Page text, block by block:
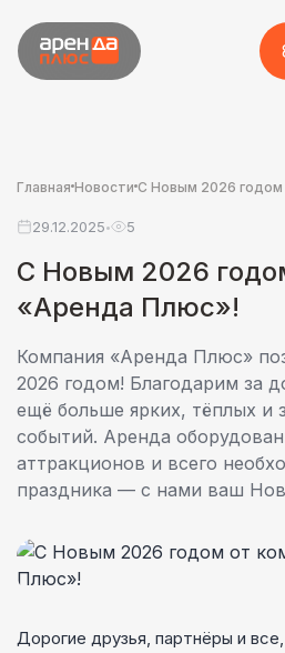
Главная Новости С Новым 2026 годом
29.12.2025• 5
С Новым 2026
«Аренда Плюс»!
Компания «Аренда Плюс»
2026 годом! Благодарим за
ещё больше ярких, тёплых и
событий. Аренда
аттракционов и всего
праздника — с нами ваш
Дорогие друзья, партнёры и